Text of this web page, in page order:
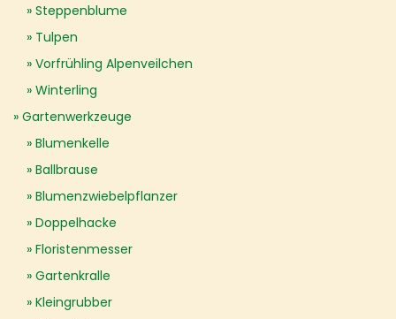
Steppenblume
Tulpen
Vorfrühling Alpenveilchen
Winterling
Gartenwerkzeuge
Blumenkelle
Ballbrause
Blumenzwiebelpflanzer
Doppelhacke
Floristenmesser
Gartenkralle
Kleingrubber